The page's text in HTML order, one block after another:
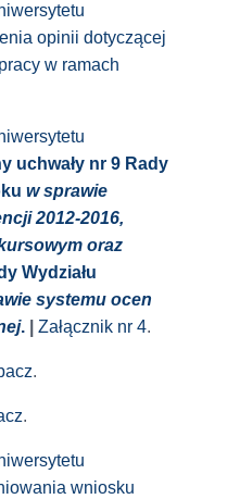
opinii dotyczącej
w ramach
uchwały nr 9 Rady
w sprawie
2012‐2016,
oraz
Wydziału
systemu ocen
. |Załącznik nr 4.
.
.
wniosku